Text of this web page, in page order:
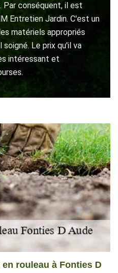
Par conséquent, il est
Entretien Jardin. C'est un
matériels appropriés
soigné. Le prix qu'il va
intéressant et
rouleau à Fonties D